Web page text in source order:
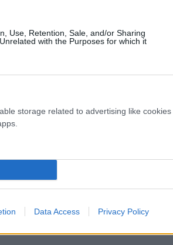
Use, Retention, Sale, and/or Sharing
with the Purposes for which it
storage related to advertising like cookies
Data Access Privacy Policy
του
γήπεδο
«τέλειο» δέρμα